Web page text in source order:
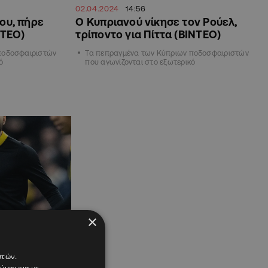
πήρε
02.04.2024 14:56
Ο Κυπριανού νίκησε τον Ρούελ,
τρίποντο για Πίττα (ΒΙΝΤΕΟ)
Τα πεπραγμένα των Κύπριων ποδοσφαιριστών
που αγωνίζονται στο εξωτερικό
Γαβριήλ,
×